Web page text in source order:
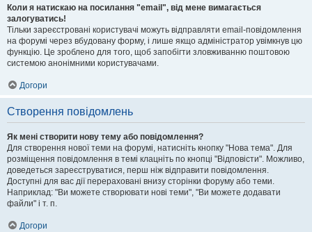
Коли я натискаю на посилання "email", від мене вимагається
залогуватись!
Тільки зареєстровані користувачі можуть відправляти email-повідомлення
на форумі через вбудовану форму, і лише якщо адміністратор увімкнув цю
функцію. Це зроблено для того, щоб запобігти зловживанню поштовою
системою анонімними користувачами.
Догори
Створення повідомлень
Як мені створити нову тему або повідомлення?
Для створення нової теми на форумі, натисніть кнопку "Нова тема". Для
розміщення повідомлення в темі клацніть по кнопці "Відповісти". Можливо,
доведеться зареєструватися, перш ніж відправити повідомлення.
Доступні для вас дії перераховані внизу сторінки форуму або теми.
Наприклад: "Ви можете створювати нові теми", "Ви можете додавати
файли" і т. п.
Догори